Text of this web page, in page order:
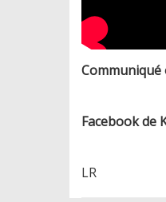
Communiqué
Facebook de
LR